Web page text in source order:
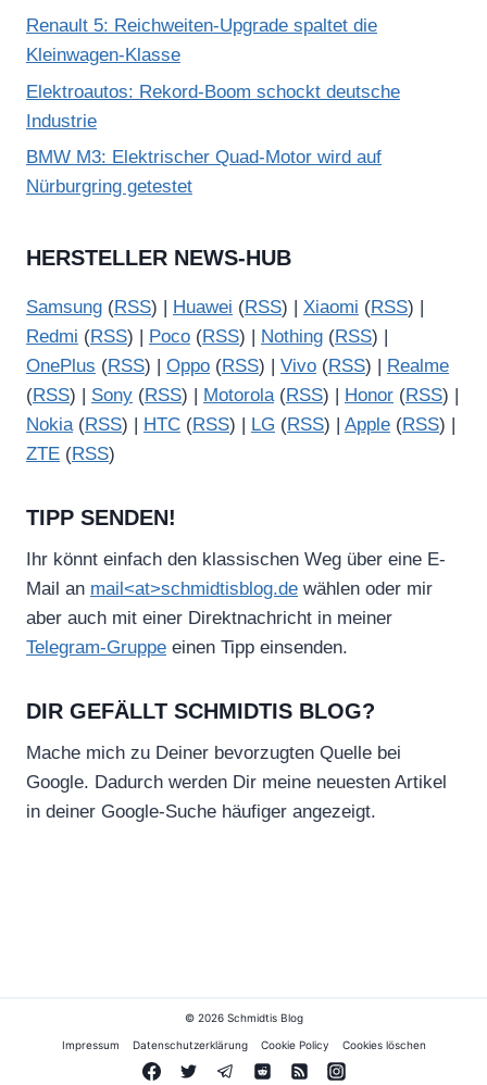
Renault 5: Reichweiten-Upgrade spaltet die
Kleinwagen-Klasse
Elektroautos: Rekord-Boom schockt deutsche
Industrie
BMW M3: Elektrischer Quad-Motor wird auf
Nürburgring getestet
HERSTELLER NEWS-HUB
Samsung (RSS) | Huawei (RSS) | Xiaomi (RSS) |
Redmi (RSS) | Poco (RSS) | Nothing (RSS) |
OnePlus (RSS) | Oppo (RSS) | Vivo (RSS) | Realme
(RSS) | Sony (RSS) | Motorola(RSS) | Honor (RSS) |
Nokia(RSS) | HTC (RSS) | LG (RSS) | Apple (RSS) |
ZTE (RSS)
TIPP SENDEN!
Ihr könnt einfach den klassischen Weg über eine E-
Mail an mail<at>schmidtisblog.de wählen oder mir
aber auch mit einer Direktnachricht in meiner
Telegram-Gruppe einen Tipp einsenden.
DIR GEFÄLLT SCHMIDTIS BLOG?
Mache mich zu Deiner bevorzugten Quelle bei
Google. Dadurch werden Dir meine neuesten Artikel
in deiner Google-Suche häufiger angezeigt.
© 2026 Schmidtis Blog
Impressum Datenschutzerklärung Cookie Policy Cookies löschen